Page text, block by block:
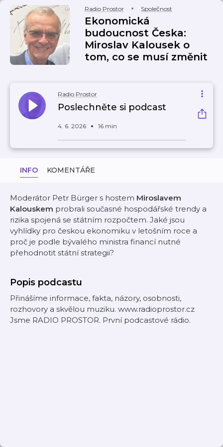
Radio Prostor Společnost
Ekonomická
budoucnost Česka:
Miroslav Kalousek o
tom, co se musí změnit
Radio Prostor
Poslechněte si podcast
4. 6. 2026 16 min
INFO KOMENTÁŘE
Moderátor Petr Bürger s hostem Miroslavem
Kalouskem probrali současné hospodářské trendy a
rizika spojená se státním rozpočtem. Jaké jsou
vyhlídky pro českou ekonomiku v letošním roce a
proč je podle bývalého ministra financí nutné
přehodnotit státní strategii?
Popis podcastu
Přinášíme informace, fakta, názory, osobnosti,
rozhovory a skvělou muziku. www.radioprostor.cz
Jsme RADIO PROSTOR. První podcastové rádio.